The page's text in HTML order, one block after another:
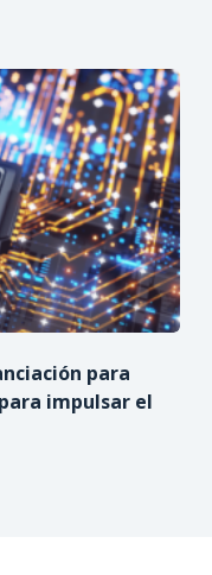
para
impulsar el